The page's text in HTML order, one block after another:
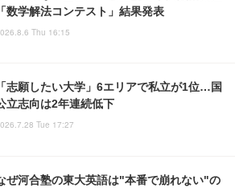
「数学解法コンテスト」結果発表
Thu 16:15
「志願したい大学」6エリアで私立が1位…国
立志向は2年連続低下
Tue 17:27
ぜ河合塾の東大英語は"本番で崩れない"の